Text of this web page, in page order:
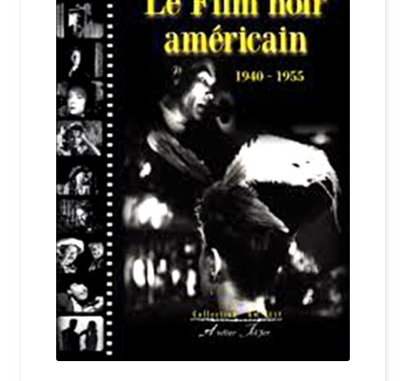
Login Customizer
Newsletter
Nous Contacter
Panier
Politique de confidentialité et cookies
Qui sommes-nous ?
Soutien à Philippe Randa
Suivi de la Commande